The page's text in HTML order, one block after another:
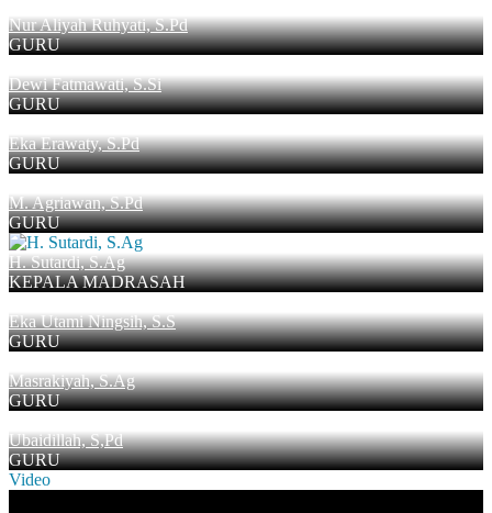
Nur Aliyah Ruhyati, S.Pd
GURU
Dewi Fatmawati, S.Si
GURU
Eka Erawaty, S.Pd
GURU
M. Agriawan, S.Pd
GURU
H. Sutardi, S.Ag
KEPALA MADRASAH
Eka Utami Ningsih, S.S
GURU
Masrakiyah, S.Ag
GURU
Ubaidillah, S,Pd
GURU
Video